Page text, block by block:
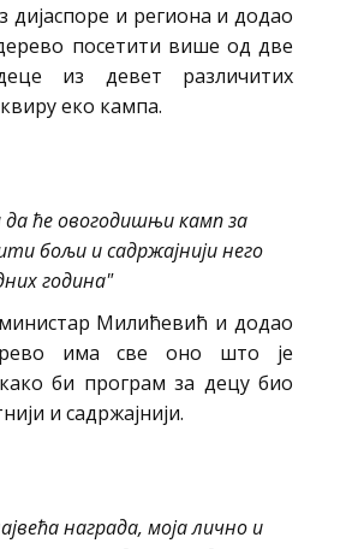
дијаспоре и региона и додао
посетити више од две
из девет различитих
еко кампа.
да ће овогодишњи камп за
бољи и садржајнији него
година"
Милићевић и додао
има све оно што је
би програм за децу био
и садржајнији.
награда, моја лично и